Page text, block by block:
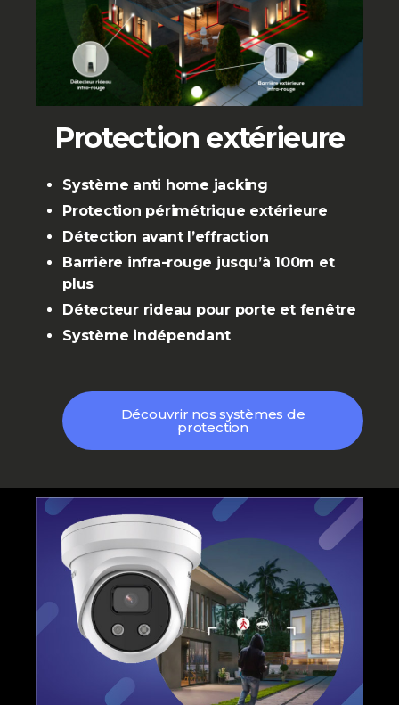
Protection extérieure
Système anti home jacking
Protection périmétrique extérieure
Détection avant l’effraction
Barrière infra-rouge jusqu’à 100m et
plus
Détecteur rideau pour porte et fenêtre
Système indépendant
Découvrir nos systèmes de
protection